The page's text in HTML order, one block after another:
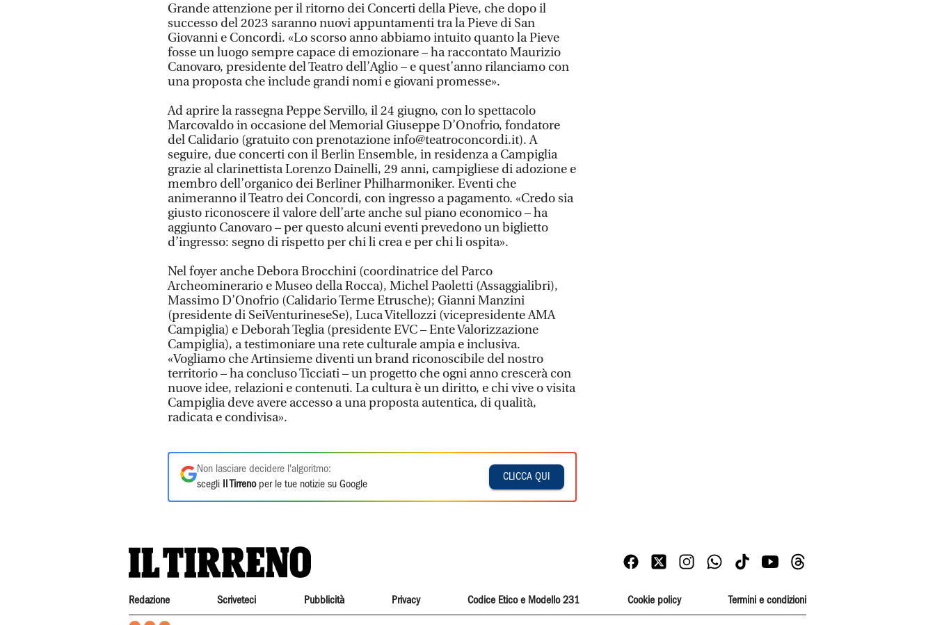
Grande attenzione per il ritorno dei Concerti della Pieve, che dopo il
successo del 2023 saranno nuovi appuntamenti tra la Pieve di San
Giovanni e Concordi. «Lo scorso anno abbiamo intuito quanto la Pieve
fosse un luogo sempre capace di emozionare – ha raccontato Maurizio
Canovaro, presidente del Teatro dell’Aglio – e quest’anno rilanciamo con
una proposta che include grandi nomi e giovani promesse».
Ad aprire la rassegna Peppe Servillo, il 24 giugno, con lo spettacolo
Marcovaldo in occasione del Memorial Giuseppe D’Onofrio, fondatore
del Calidario (gratuito con prenotazione info@teatroconcordi.it). A
seguire, due concerti con il Berlin Ensemble, in residenza a Campiglia
grazie al clarinettista Lorenzo Dainelli, 29 anni, campigliese di adozione e
membro dell’organico dei Berliner Philharmoniker. Eventi che
animeranno il Teatro dei Concordi, con ingresso a pagamento. «Credo sia
giusto riconoscere il valore dell’arte anche sul piano economico – ha
aggiunto Canovaro – per questo alcuni eventi prevedono un biglietto
d’ingresso: segno di rispetto per chi li crea e per chi li ospita».
Nel foyer anche Debora Brocchini (coordinatrice del Parco
Archeominerario e Museo della Rocca), Michel Paoletti (Assaggialibri),
Massimo D’Onofrio (Calidario Terme Etrusche); Gianni Manzini
(presidente di SeiVenturineseSe), Luca Vitellozzi (vicepresidente AMA
Campiglia) e Deborah Teglia (presidente EVC – Ente Valorizzazione
Campiglia), a testimoniare una rete culturale ampia e inclusiva.
«Vogliamo che Artinsieme diventi un brand riconoscibile del nostro
territorio – ha concluso Ticciati – un progetto che ogni anno crescerà con
nuove idee, relazioni e contenuti. La cultura è un diritto, e chi vive o visita
Campiglia deve avere accesso a una proposta autentica, di qualità,
radicata e condivisa».
Non lasciare decidere l'algoritmo:
scegli
Il Tirrenoper le tue notizie su Google
CLICCA QUI
Redazione Scriveteci Pubblicità Privacy Codice Etico e Modello 231 Cookie policy Termini e condizioni